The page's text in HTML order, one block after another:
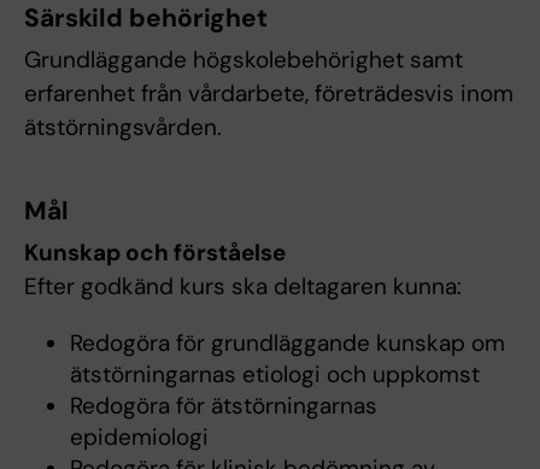
Särskild behörighet
Grundläggande högskolebehörighet samt
erfarenhet från vårdarbete, företrädesvis inom
ätstörningsvården.
Mål
Kunskap och förståelse
Efter godkänd kurs ska deltagaren kunna:
Redogöra för grundläggande kunskap om
ätstörningarnas etiologi och uppkomst
Redogöra för ätstörningarnas
epidemiologi